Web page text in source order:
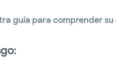
guía para comprender